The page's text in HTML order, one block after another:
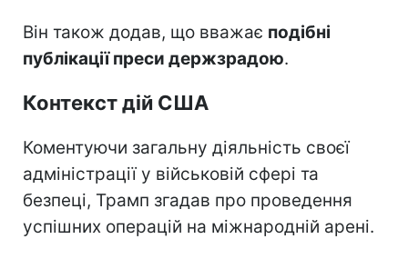
Він також додав, що вважає подібні
публікації преси держзрадою.
Контекст дій США
Коментуючи загальну діяльність своєї
адміністрації у військовій сфері та
безпеці, Трамп згадав про проведення
успішних операцій на міжнародній арені.